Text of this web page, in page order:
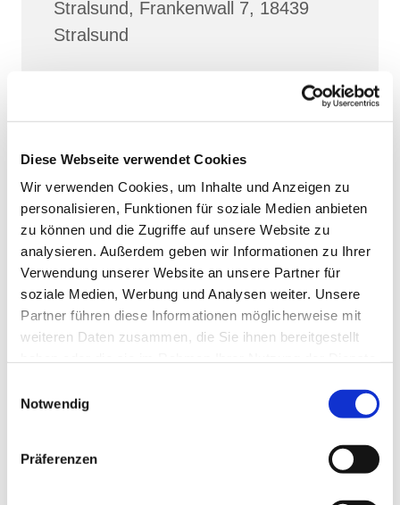
Diese Webseite verwendet Cookies
Wir verwenden Cookies, um Inhalte und Anzeigen zu
personalisieren, Funktionen für soziale Medien anbieten
zu können und die Zugriffe auf unsere Website zu
analysieren. Außerdem geben wir Informationen zu Ihrer
Verwendung unserer Website an unsere Partner für
soziale Medien, Werbung und Analysen weiter. Unsere
Partner führen diese Informationen möglicherweise mit
weiteren Daten zusammen, die Sie ihnen bereitgestellt
Notwendig
Präferenzen
Stralsund, Frankenwall 7, 18439
Stralsund
Lesehore
und die Laudes
. Dazu hören wir das
stiller Meditation.
ZumMitbetenempfehlen wirstundengebet.de
das auch als kostenloseAndroid- undiOS-App
zur Verfügung steht.